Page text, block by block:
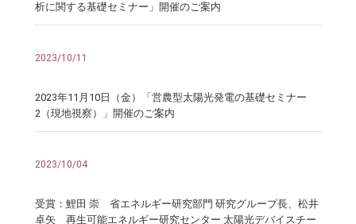
析に関する基礎セミナー」開催のご案内
2023/10/11
2023年11月10日（金）「営農型太陽光発電の基礎セミナー
2（現地視察）」開催のご案内
2023/10/04
受賞：鯉田 崇 省エネルギー研究部門 研究グループ長、松井
卓矢 再生可能エネルギー研究センター 太陽光デバイスチー